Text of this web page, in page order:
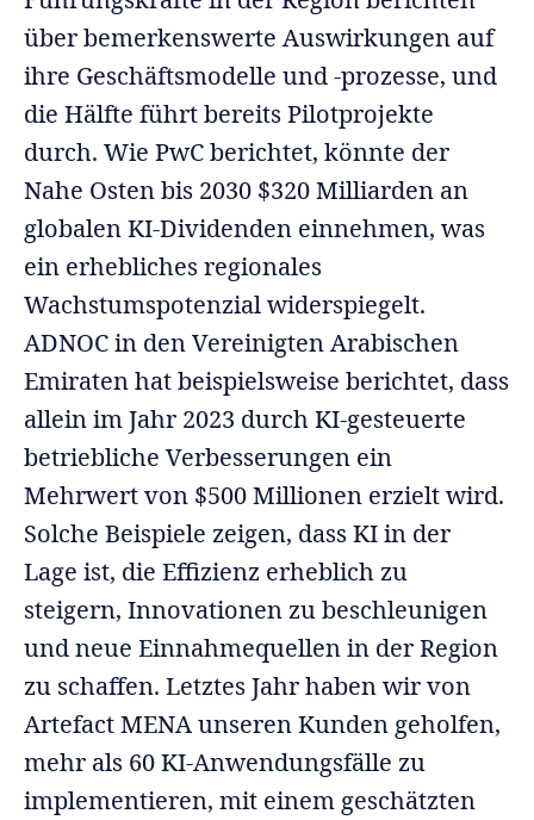
über bemerkenswerte Auswirkungen auf
ihre Geschäftsmodelle und -prozesse, und
die Hälfte führt bereits Pilotprojekte
durch. Wie PwC berichtet, könnte der
Nahe Osten bis 2030 $320 Milliarden an
globalen KI-Dividenden einnehmen, was
ein erhebliches regionales
Wachstumspotenzial widerspiegelt.
ADNOC in den Vereinigten Arabischen
Emiraten hat beispielsweise berichtet, dass
allein im Jahr 2023 durch KI-gesteuerte
betriebliche Verbesserungen ein
Mehrwert von $500 Millionen erzielt wird.
Solche Beispiele zeigen, dass KI in der
Lage ist, die Effizienz erheblich zu
steigern, Innovationen zu beschleunigen
und neue Einnahmequellen in der Region
zu schaffen. Letztes Jahr haben wir von
Artefact MENA unseren Kunden geholfen,
mehr als 60 KI-Anwendungsfälle zu
implementieren, mit einem geschätzten